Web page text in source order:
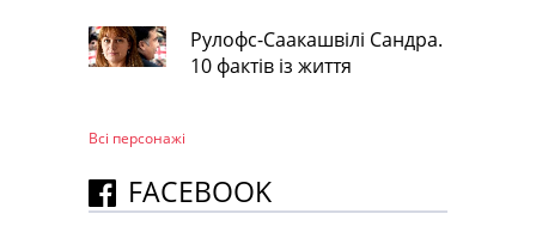
Рулофс-Саакашвілі Сандра.
10 фактів із життя
Всі персонажi
FACEBOOK